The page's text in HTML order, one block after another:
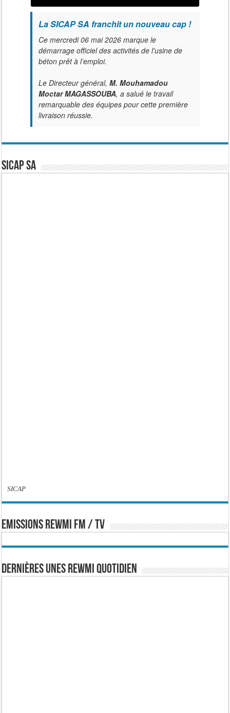
La SICAP SA franchit un nouveau cap !
Ce mercredi 06 mai 2026 marque le
démarrage officiel des activités de l'usine de
béton prêt à l’emploi.
Le Directeur général, M. Mouhamadou
Moctar MAGASSOUBA, a salué le travail
remarquable des équipes pour cette première
livraison réussie.
SICAP SA
SICAP
EMISSIONS REWMI FM / TV
Dernières Unes Rewmi Quotidien